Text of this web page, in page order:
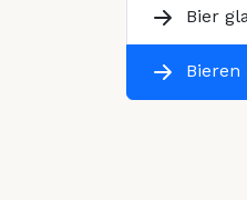
Bier
Bieren